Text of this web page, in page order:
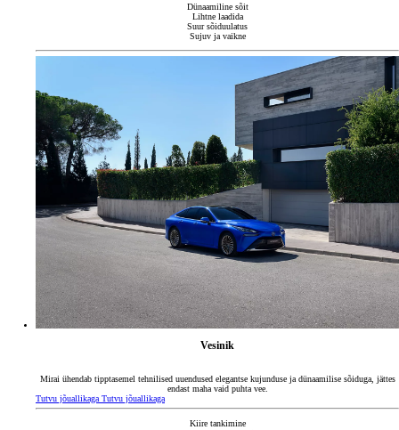
Dünaamiline sõit
Lihtne laadida
Suur sõiduulatus
Sujuv ja vaikne
Vesinik
Mirai ühendab tipptasemel tehnilised uuendused elegantse kujunduse ja dünaamilise sõiduga, jättes
endast maha vaid puhta vee.
Tutvu jõuallikaga Tutvu jõuallikaga
Kiire tankimine